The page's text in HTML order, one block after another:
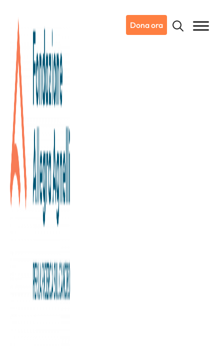
Dona ora
25/06/2026
Dicono di noi
Candiolo diventa Inoc, e pensa
alla più grande Biobanca (di
3000 mq)
che prevede anche 15 sale operatorie ad alta tecnologia,
un centro di omiche avanzate e il passaporto
farmacogenomico